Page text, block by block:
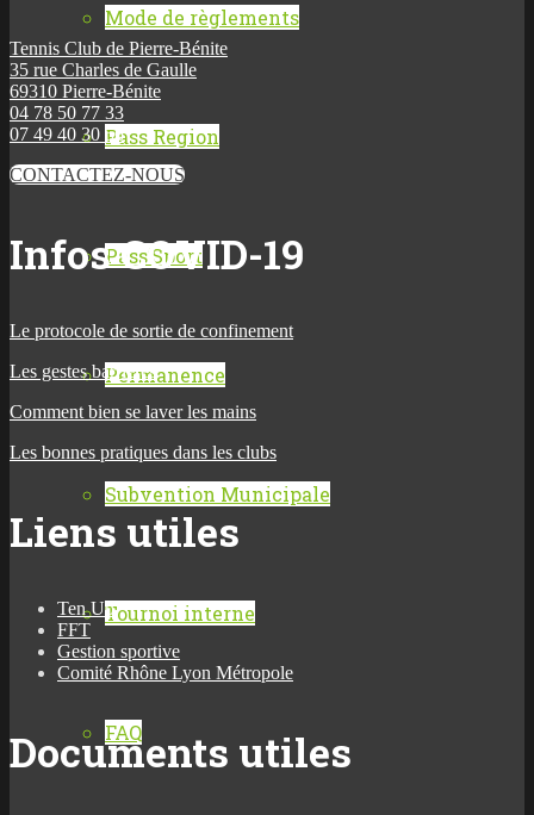
Mode de règlements
Pass Region
Pass’Sport
Permanence
Subvention Municipale
Tournoi interne
FAQ
Tennis Club de Pierre-Bénite
35 rue Charles de Gaulle
69310 Pierre-Bénite
04 78 50 77 33
07 49 40 30 56
CONTACTEZ-NOUS
Infos COVID-19
Le protocole de sortie de confinement
Les gestes barrières
Comment bien se laver les mains
Les bonnes pratiques dans les clubs
Liens utiles
Ten Up
FFT
Gestion sportive
Comité Rhône Lyon Métropole
Documents utiles